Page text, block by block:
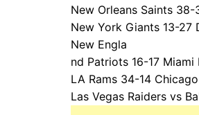
New Orleans Saints 38-
New York Giants 13-27
New Engla
nd Patriots 16-17 Miami
LA Rams 34-14
Las Vegas Raiders vs